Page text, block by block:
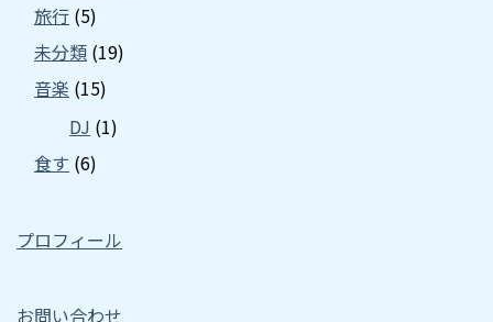
旅行 (5)
未分類 (19)
音楽 (15)
DJ (1)
食す (6)
プロフィール
お問い合わせ